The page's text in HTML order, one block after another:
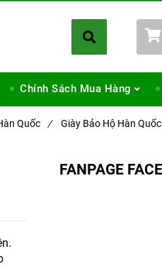
Chính Sách Mua Hàng
Quốc / Giày Bảo Hộ Hàn
FANPAGE